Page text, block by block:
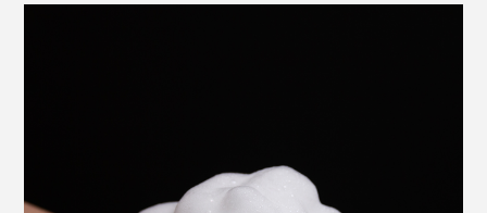
Jam Label を手のひらに500円玉程度（約5ml）出して、